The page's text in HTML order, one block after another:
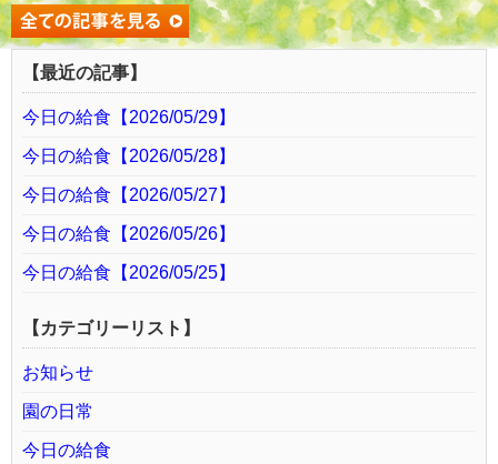
【最近の記事】
今日の給食【2026/05/29】
今日の給食【2026/05/28】
今日の給食【2026/05/27】
今日の給食【2026/05/26】
今日の給食【2026/05/25】
【カテゴリーリスト】
お知らせ
園の日常
今日の給食